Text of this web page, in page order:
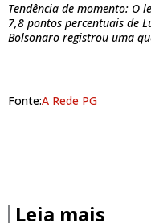
Tendência de momento: O
7,8 pontos percentuais de
Bolsonaro registrou uma
Fonte:A Rede PG
Leia mais